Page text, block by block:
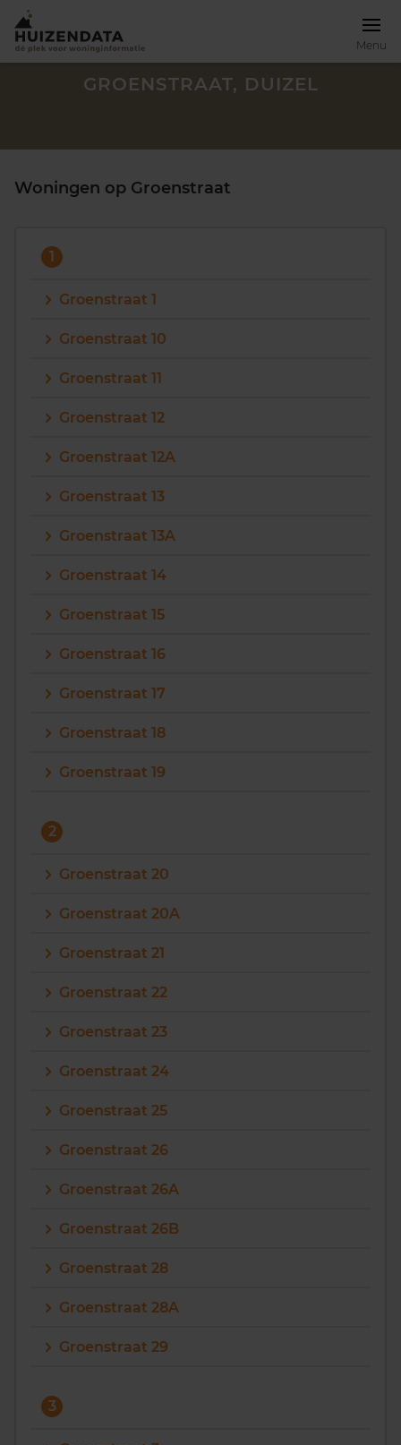
Menu
Maandag t/m vrijdag - 08:00 -18:00
GROENSTRAAT, DUIZEL
Woningen op Groenstraat
1
Groenstraat 1
Groenstraat 10
Groenstraat 11
Groenstraat 12
Groenstraat 12A
Groenstraat 13
Groenstraat 13A
Groenstraat 14
Groenstraat 15
Groenstraat 16
Groenstraat 17
Groenstraat 18
Groenstraat 19
2
Groenstraat 20
Groenstraat 20A
Groenstraat 21
Groenstraat 22
Groenstraat 23
Groenstraat 24
Groenstraat 25
Groenstraat 26
Groenstraat 26A
Groenstraat 26B
Groenstraat 28
Groenstraat 28A
Groenstraat 29
3